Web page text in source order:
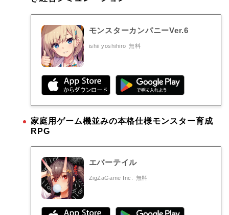
モンスターカンパニーVer.6
ishii yoshihiro 無料
家庭用ゲーム機並みの本格仕様モンスター育成
RPG
エバーテイル
ZigZaGame Inc. 無料